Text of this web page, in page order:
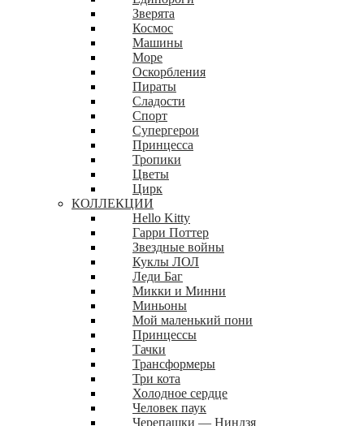
Зверята
Космос
Машины
Море
Оскорбления
Пираты
Сладости
Спорт
Супергерои
Принцесса
Тропики
Цветы
Цирк
КОЛЛЕКЦИИ
Hello Kitty
Гарри Поттер
Звездные войны
Куклы ЛОЛ
Леди Баг
Микки и Минни
Миньоны
Мой маленький пони
Принцессы
Тачки
Трансформеры
Три кота
Холодное сердце
Человек паук
Черепашки — Ниндзя